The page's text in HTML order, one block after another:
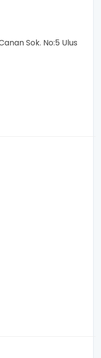
Sok. No:5 Ulus